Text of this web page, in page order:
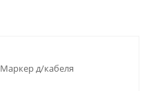
Маркер д/кабеля